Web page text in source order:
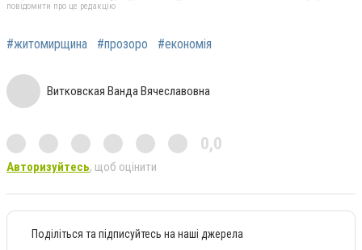
повідомити про це редакцію
#житомирщина #прозоро #економія
Витковская Ванда Вячеславовна
0,0
Авторизуйтесь, щоб оцінити
Поділіться та підписуйтесь на наші джерела